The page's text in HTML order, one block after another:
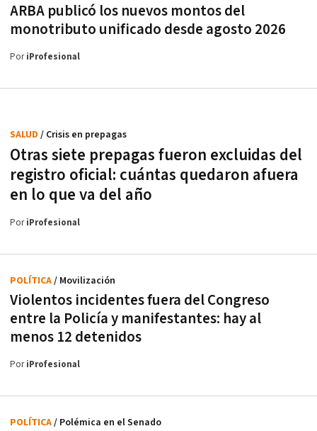
ARBA publicó los nuevos montos del
monotributo unificado desde agosto 2026
PoriProfesional
Otras siete prepagas fueron excluidas del
registro oficial: cuántas quedaron afuera
en lo que va del año
SALUD / Crisis en prepagas
PoriProfesional
Violentos incidentes fuera del Congreso
entre la Policía y manifestantes: hay al
menos 12 detenidos
POLÍTICA/ Movilización
PoriProfesional
POLÍTICA/ Polémica en el Senado